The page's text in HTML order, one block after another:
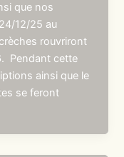
que nos
12/25 au
rouvriront
Pendant cette
ainsi que le
se feront